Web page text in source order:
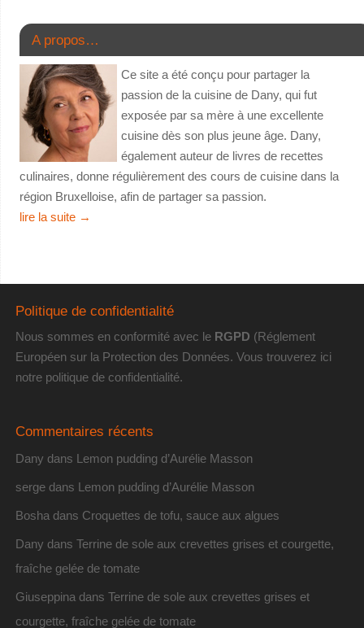
A propos…
Ce site a été conçu pour partager la
passion de la cuisine de Dany, qui fut
exposée par sa mère à une excellente
cuisine dès son plus jeune âge. Dany,
également auteur de livres de recettes
culinaires, donne régulièrement des cours de cuisine dans la
région Bruxelloise, afin de partager sa passion.
lire la suite →
Politique de confidentialité
Nous sommes en conformité avec le RGPD (Réglement
Européen sur la Protection des Données. Vous trouverez ici
notre politique de confidentialité.
Commentaires récents
Dany dans Lemon pudding d’Aurélie Masson
sergedans Lemon pudding d’Aurélie Masson
Bosha dans Croquettes de tofu, sauce aux algues
Dany dans Terrine de sole aux crevettes grises et courgette,
fraîche gelée de tomate
Giuseppina dans Terrine de sole aux crevettes grises et
courgette, fraîche gelée de tomate